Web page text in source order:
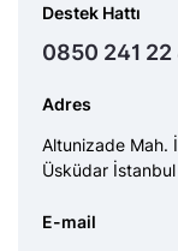
Destek Hattı
0850 241 22
Adres
Altunizade Mah.
Üsküdar İstanbul
E-mail